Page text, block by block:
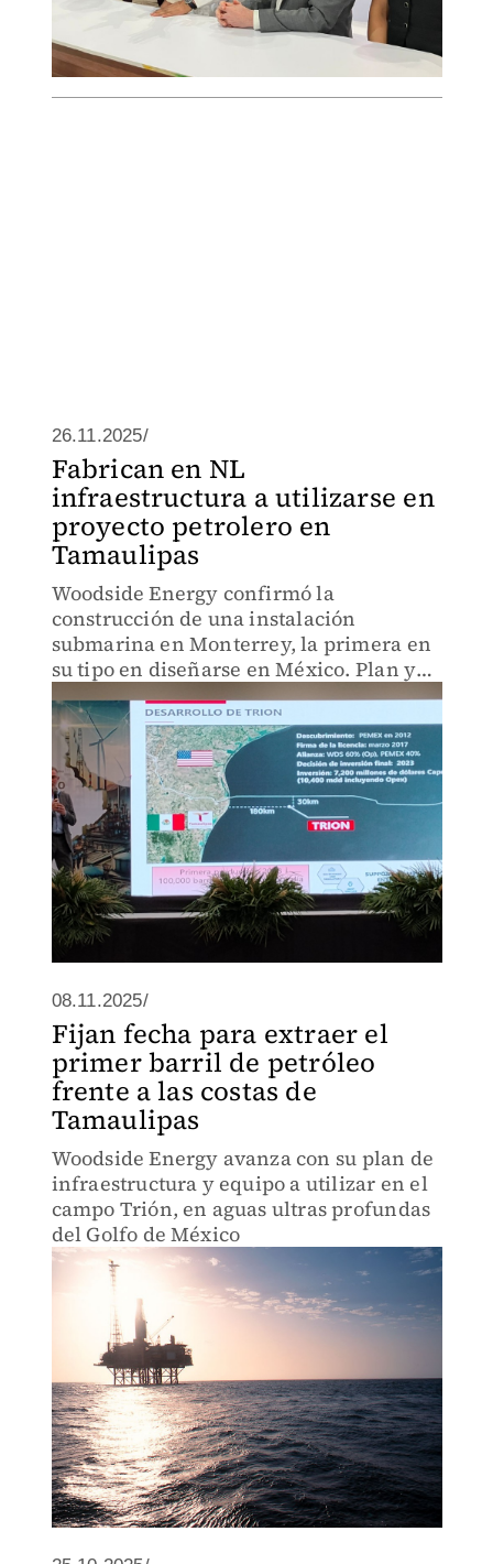
26.11.2025/
Fabrican en NL
infraestructura a utilizarse en
proyecto petrolero en
Tamaulipas
Woodside Energy confirmó la
construcción de una instalación
submarina en Monterrey, la primera en
su tipo en diseñarse en México. Plan ya
cumple con permisos ambientales
08.11.2025/
Fijan fecha para extraer el
primer barril de petróleo
frente a las costas de
Tamaulipas
Woodside Energy avanza con su plan de
infraestructura y equipo a utilizar en el
campo Trión, en aguas ultras profundas
del Golfo de México